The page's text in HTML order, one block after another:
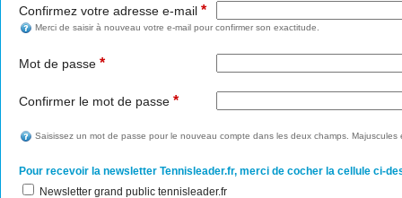
Confirmez votre adresse e-mail *
Merci de saisir à nouveau votre e-mail pour confirmer son exactitude.
Mot de passe *
Confirmer le mot de passe *
Saisissez un mot de passe pour le nouveau compte dans les deux champs. Majuscules
Pour recevoir la newsletter Tennisleader.fr, merci de cocher la cellule ci-
Newsletter grand public tennisleader.fr